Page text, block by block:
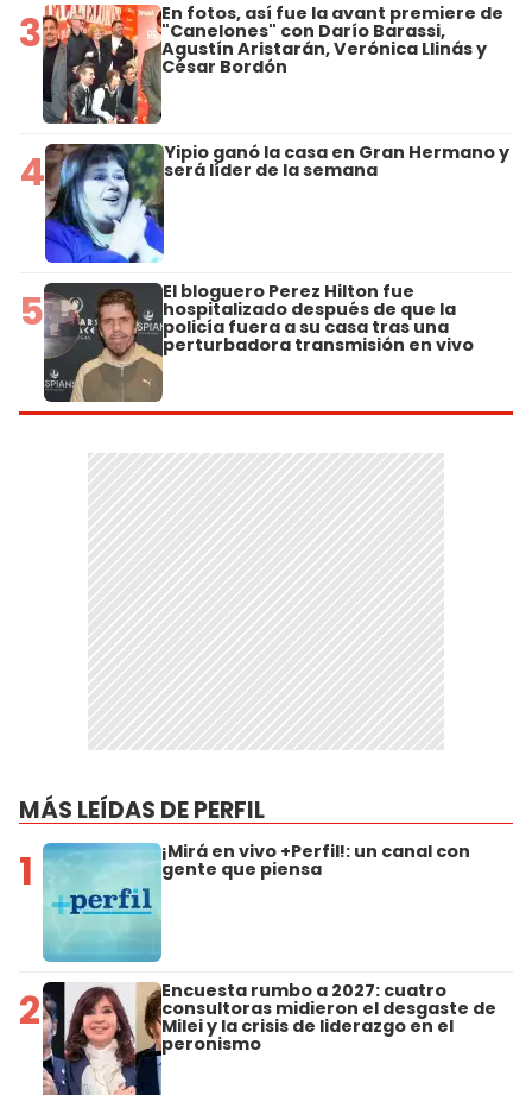
3 En fotos, así fue la avant premiere de
"Canelones" con Darío Barassi,
Agustín Aristarán, Verónica Llinás y
César Bordón
4 Yipio ganó la casa en Gran Hermano y
será líder de la semana
5 El bloguero Perez Hilton fue
hospitalizado después de que la
policía fuera a su casa tras una
perturbadora transmisión en vivo
MÁS LEÍDAS DE PERFIL
1 ¡Mirá en vivo +Perfil!: un canal con
gente que piensa
2 Encuesta rumbo a 2027: cuatro
consultoras midieron el desgaste de
Milei y la crisis de liderazgo en el
peronismo